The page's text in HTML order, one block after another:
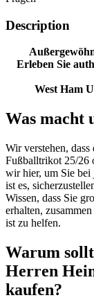
Description
Erleben Sie
West Ham
Was macht
Wir verstehen,
Fußballtrikot 25/26
wir hier, um Sie bei
ist es,
Wissen, dass Sie
erhalten,
ist zu helfen.
Warum
Herren
kaufen?